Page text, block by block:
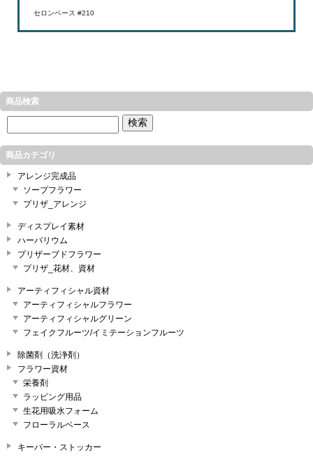
セロンベース #210
商品検索
商品カテゴリ
アレンジ完成品
ソープフラワー
プリザ_アレンジ
ディスプレイ素材
ハーバリウム
プリザーブドフラワー
プリザ_花材、資材
アーティフィシャル資材
アーティフィシャルフラワー
アーティフィシャルグリーン
フェイクフルーツ/イミテーションフルーツ
除菌剤（洗浄剤）
フラワー資材
栄養剤
ラッピング用品
生花用吸水フォーム
フローラルベース
キーパー・ストッカー